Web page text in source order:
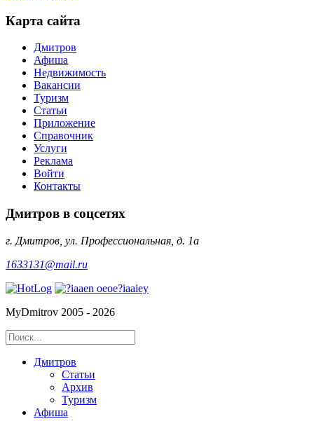
Карта сайта
Дмитров
Афиша
Недвижимость
Вакансии
Туризм
Статьи
Приложение
Справочник
Услуги
Реклама
Войти
Контакты
Дмитров в соцсетях
г. Дмитров, ул. Профессиональная, д. 1а
1633131@mail.ru
MyDmitrov 2005 - 2026
Дмитров
Статьи
Архив
Туризм
Афиша